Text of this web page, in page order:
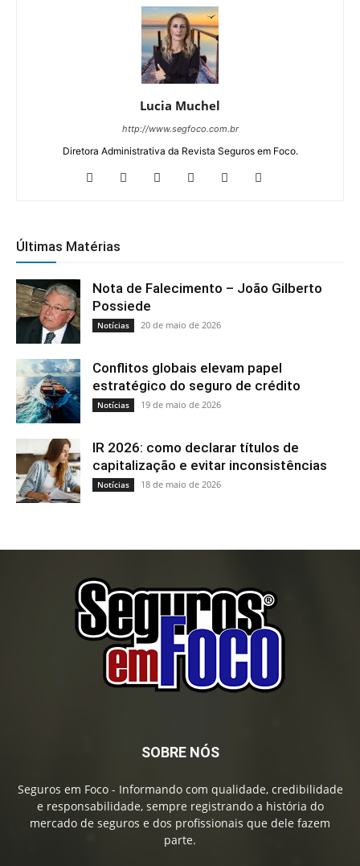
Lucia Muchel
http://www.segfoco.com.br
Diretora Administrativa da Revista Seguros em Foco.
Últimas Matérias
Nota de Falecimento – João Gilberto
Possiede
Notícias 20 de maio de 2026
Conflitos globais elevam papel
estratégico do seguro de crédito
Notícias 19 de maio de 2026
IR 2026: como declarar títulos de
capitalização e evitar inconsistências
Notícias 18 de maio de 2026
SOBRE NÓS
Seguros em Foco - Informando com qualidade, credibilidade
e responsabilidade, sempre registrando a história do
mercado de seguros e dos profissionais que dele fazem
parte.